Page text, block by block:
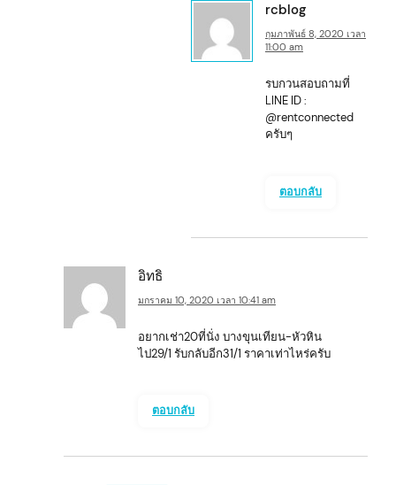
rcblog
กุมภาพันธ์ 8, 2020 เวลา
11:00 am
รบกวนสอบถามที่
LINE ID :
@rentconnected
ครับๆ
ตอบกลับ
อิทธิ
มกราคม 10, 2020 เวลา 10:41 am
อยากเช่า20ที่นั่ง​ บางขุนเทียน-หัวหิน
ไป29/1 รับกลับอีก31/1 ราคาเท่าไหร่ครับ
ตอบกลับ